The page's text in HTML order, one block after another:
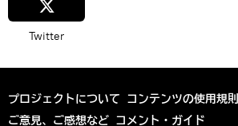
Twitter
プロジェクトについて コンテンツの使用規則
ご意見、ご感想など コメント・ガイド